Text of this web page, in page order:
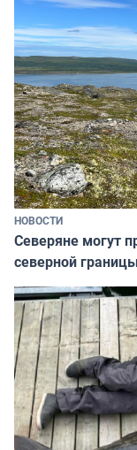
НОВОСТИ
Северяне могут
северной